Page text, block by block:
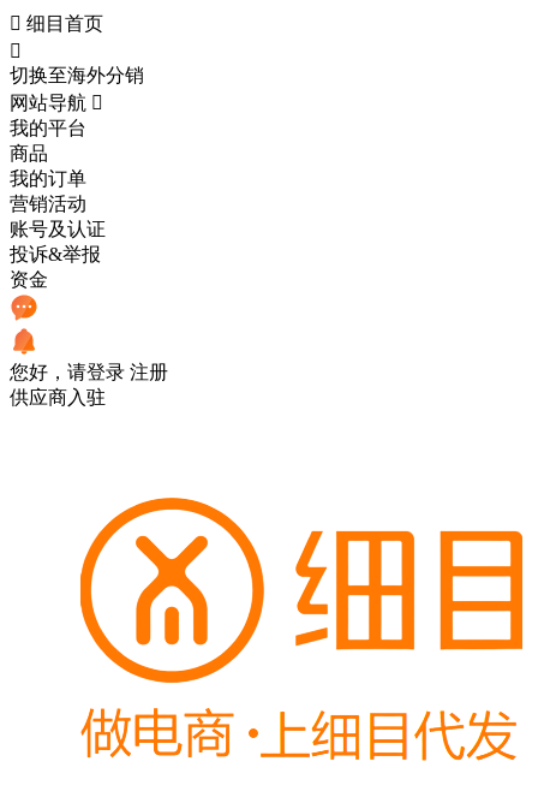
 细目首页

切换至海外分销
网站导航 
我的平台
商品
我的订单
营销活动
账号及认证
投诉&举报
资金
您好，请登录 注册
供应商入驻